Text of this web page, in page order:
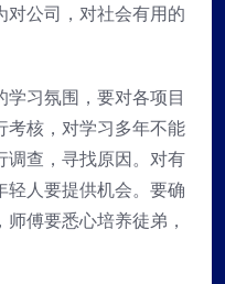
对公司，对社会有用的
习氛围，要对各项目
考核，对学习多年不能
调查，寻找原因。对有
轻人要提供机会。要确
傅要悉心培养徒弟，